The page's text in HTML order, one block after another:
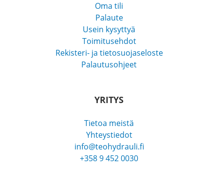
Oma tili
Palaute
Usein kysyttyä
Toimitusehdot
Rekisteri- ja tietosuojaseloste
Palautusohjeet
YRITYS
Tietoa meistä
Yhteystiedot
info@teohydrauli.fi
+358 9 452 0030